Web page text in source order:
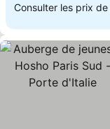
Consulter les prix de